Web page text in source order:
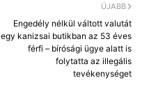
ÚJABB
Engedély nélkül váltott valutát
egy kanizsai butikban az 53 éves
férfi – bírósági ügye alatt is
folytatta az illegális
tevékenységet